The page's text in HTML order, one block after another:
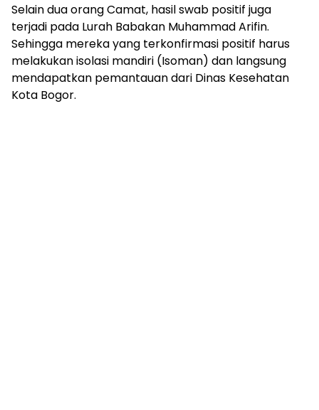
Selain dua orang Camat, hasil swab positif juga
terjadi pada Lurah Babakan Muhammad Arifin.
Sehingga mereka yang terkonfirmasi positif harus
melakukan isolasi mandiri (Isoman) dan langsung
mendapatkan pemantauan dari Dinas Kesehatan
Kota Bogor.